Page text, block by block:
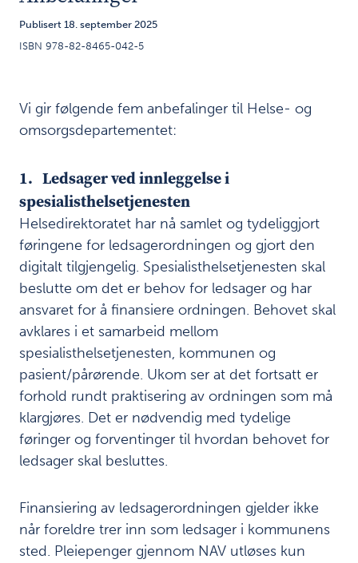
6
Sikkerhetsnettet
7 Anbefalinger
1
L
e
s
a
g
r
v
e
d
n
n
l
g
e
s
e
Publisert 18. september 2025
ISBN 978-82-8465-042-5
Vi gir følgende fem anbefalinger til Helse- og
omsorgsdepartementet:
1. Ledsager ved innleggelse i
spesialisthelsetjenesten
Helsedirektoratet har nå samlet og tydeliggjort
føringene for ledsagerordningen og gjort den
digitalt tilgjengelig. Spesialisthelsetjenesten skal
beslutte om det er behov for ledsager og har
ansvaret for å finansiere ordningen. Behovet skal
avklares i et samarbeid mellom
spesialisthelsetjenesten, kommunen og
pasient/pårørende. Ukom ser at det fortsatt er
forhold rundt praktisering av ordningen som må
klargjøres. Det er nødvendig med tydelige
føringer og forventinger til hvordan behovet for
ledsager skal besluttes.
Finansiering av ledsagerordningen gjelder ikke
når foreldre trer inn som ledsager i kommunens
sted. Pleiepenger gjennom NAV utløses kun